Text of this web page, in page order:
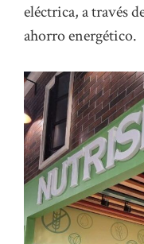
eléctrica, a través
ahorro energético.